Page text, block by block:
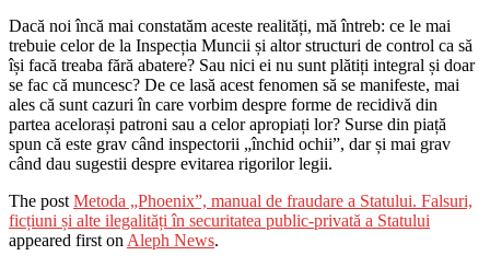
Dacă noi încă mai constatăm aceste realități, mă întreb: ce le mai
trebuie celor de la Inspecția Muncii și altor structuri de control ca să
își facă treaba fără abatere? Sau nici ei nu sunt plătiți integral și doar
se fac că muncesc? De ce lasă acest fenomen să se manifeste, mai
ales că sunt cazuri în care vorbim despre forme de recidivă din
partea acelorași patroni sau a celor apropiați lor? Surse din piață
spun că este grav când inspectorii „închid ochii”, dar și mai grav
când dau sugestii despre evitarea rigorilor legii.
The post Metoda „Phoenix”, manual de fraudare a Statului. Falsuri,
ficțiuni și alte ilegalități în securitatea public-privată a Statului
appeared first on Aleph News.